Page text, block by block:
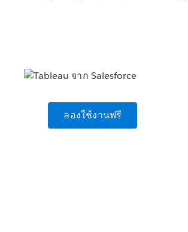
ลองใช้งานฟรี